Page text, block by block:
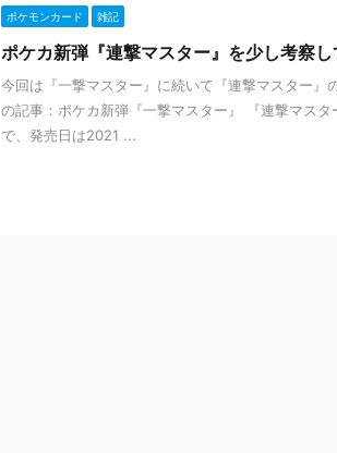
ポケモンカード 雑記
ポケカ新弾『連撃マスター』を少し考察し
今回は『一撃マスター』に続いて『連撃マスター』
の記事：ポケカ新弾『一撃マスター』 『連撃マス
で、発売日は2021 ...